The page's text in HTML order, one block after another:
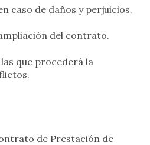
caso de daños y perjuicios.
del contrato.
que procederá la
de Prestación de